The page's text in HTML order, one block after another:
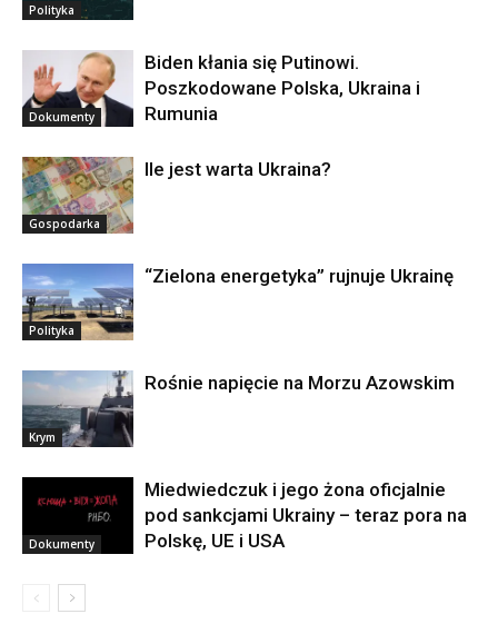
Polityka
Dokumenty
Biden kłania się Putinowi.
Poszkodowane Polska, Ukraina i
Rumunia
Gospodarka
Ile jest warta Ukraina?
Polityka
“Zielona energetyka” rujnuje Ukrainę
Krym
Rośnie napięcie na Morzu Azowskim
Dokumenty
Miedwiedczuk i jego żona oficjalnie
pod sankcjami Ukrainy – teraz pora na
Polskę, UE i USA